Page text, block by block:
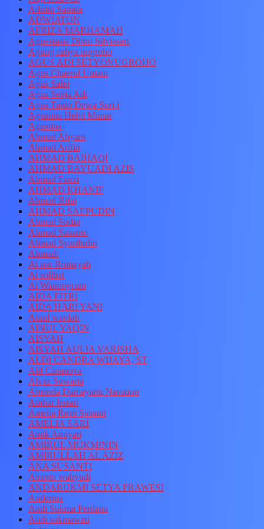
Admin Samira
ADWIATON
AFRIZA MARHAMAH
Agnestasia Dhini Silviasari
Agung cahya nugroho
AGUS ADI SETYONUGROHO
Agus Chaerul Umam
Agus Safei
Agus Setija Adi
Agus Tanto Dewa Suri i
Agusnita Helvi Munar
Agustina
Ahmad Ahyani
Ahmad Arifin
AHMAD BAIHAQI
AHMAD BAYUADI AZIS
Ahmad Fauzi
AHMAD KHANIF
Ahmad Rifai
AHMAD SAEPUDIN
Ahmad Sodiq
Ahmad Susanto
Ahmad Syarifudin
Ahmadi
Ai nur Romayah
Ai solihat
Ai Wianingrum
AIDA FITRI
AIDA HARI YANI
Ainul wardah
AINUL YAQIN
AISYAH
AISYAH AULIA VARISHA
ALDI CANDRA WIJAYA, ST
Alif Casanova
Alvaz Suwarta
Amanda Damayanti Nasution
Ambar lestari
Amelia Resti Susanti
AMELIA SARI
Amik Amiyati
AMIRUL MUKMININ
AMIRULLAH AL AZIZ
ANA SUSANTI
Ananto wahyudi
ANDARUKMI SETYA PRAWESI
Anderina
Andi Sukma Perdana
Andi sukmawati